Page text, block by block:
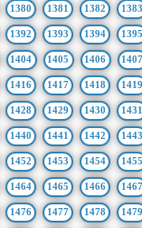
1380 1381 1382 1383
1392 1393 1394 1395
1404 1405 1406
1416 1417 1418 1419
1428 1429 1430 1431
1440 1441 1442 1443
1452 1453 1454 1455
1464 1465 1466 1467
1476 1477 1478 1479